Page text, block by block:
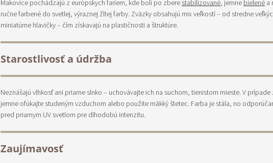
Makovice pochádzajú z európskych fariem, kde boli po zberestabilizované, jemnebielené a
ručne farbené do svetlej, výraznej žltej farby. Zväzky obsahujú mix veľkostí – od stredne
miniatúrne hlavičky – čím získavajú na plastičnosti a štruktúre.
Starostlivosť a údržba
Neznášajú vlhkosť ani priame slnko – uchovávajte ich na suchom, tienistom mieste. V prípade
jemne ofúkajte studeným vzduchom alebo použite mäkký štetec. Farba je stála, no
pred priamym UV svetlom pre dlhodobú intenzitu.
Zaujímavosť